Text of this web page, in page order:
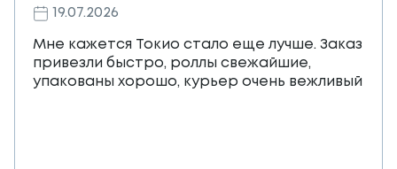
19.07.2026
Мне кажется Токио стало еще лучше. Заказ
привезли быстро, роллы свежайшие,
упакованы хорошо, курьер очень вежливый